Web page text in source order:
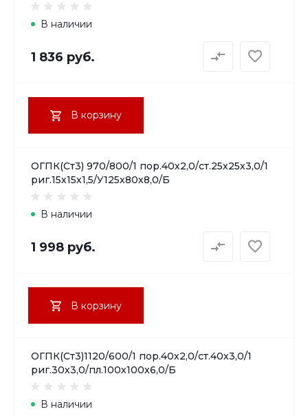
В наличии
1 836 руб.
В корзину
ОГПК(Ст3) 970/800/1 пор.40х2,0/ст.25х25х3,0/1
риг.15х15х1,5/У125х80х8,0/Б
В наличии
1 998 руб.
В корзину
ОГПК(Ст3)1120/600/1 пор.40х2,0/ст.40х3,0/1
риг.30х3,0/пл.100х100х6,0/Б
В наличии